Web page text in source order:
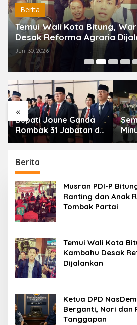
Berita
Temui Wali Kota Bitung,
Desak Reforma Agraria
Juni 30, 2026
«
Bupati Joune Ganda
Rombak 31 Jabatan di
Pemkab Minut, Styvi
Diskominfosan
Berita
Musran PDI-P
Ranting dan Anak
Tombak Partai
Temui Wali Kota
Kambahu Desak
Dijalankan
Ketua DPD
Berganti, Nori dan
Tanggapan